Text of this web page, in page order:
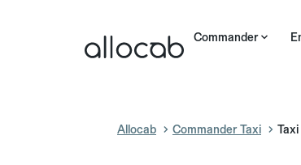
Commander
Allocab Commander Taxi